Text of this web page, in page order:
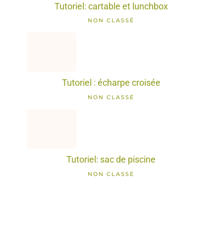
Tutoriel: cartable et lunchbox
NON CLASSÉ
Tutoriel : écharpe croisée
NON CLASSÉ
Tutoriel: sac de piscine
NON CLASSÉ